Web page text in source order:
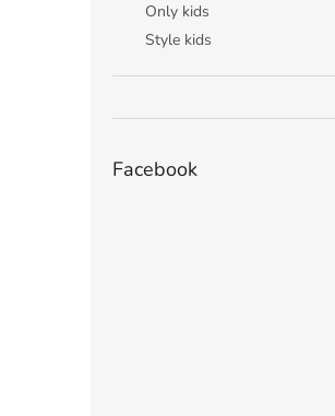
Only kids
Style kids
Facebook